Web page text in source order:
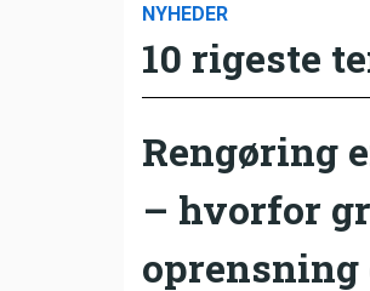
NYHEDER
10 rigeste
Rengøring
– hvorfor
oprensning